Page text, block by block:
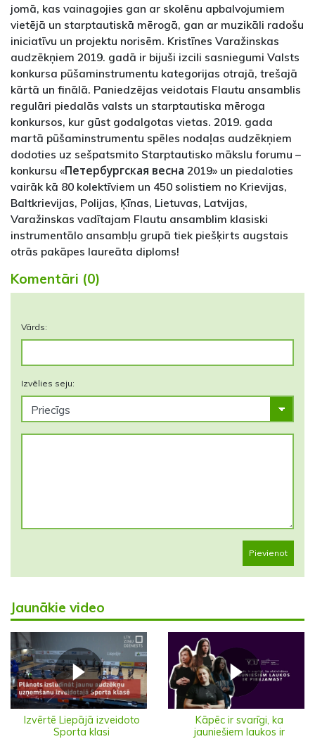
jomā, kas vainagojies gan ar skolēnu apbalvojumiem
vietējā un starptautiskā mērogā, gan ar muzikāli radošu
iniciatīvu un projektu norisēm. Kristīnes Varažinskas
audzēkņiem 2019. gadā ir bijuši izcili sasniegumi Valsts
konkursa pūšaminstrumentu kategorijas otrajā, trešajā
kārtā un finālā. Paniedzējas veidotais Flautu ansamblis
regulāri piedalās valsts un starptautiska mēroga
konkursos, kur gūst godalgotas vietas. 2019. gada
martā pūšaminstrumentu spēles nodaļas audzēkņiem
dodoties uz sešpatsmito Starptautisko mākslu forumu –
konkursu «Петербургская весна 2019» un piedaloties
vairāk kā 80 kolektīviem un 450 solistiem no Krievijas,
Baltkrievijas, Polijas, Ķīnas, Lietuvas, Latvijas,
Varažinskas vadītajam Flautu ansamblim klasiski
instrumentālo ansambļu grupā tiek piešķirts augstais
otrās pakāpes laureāta diploms!
Komentāri (0)
Vārds:
Izvēlies seju:
Pievienot
Jaunākie video
Izvērtē Liepājā izveidoto
Sporta klasi
Kāpēc ir svarīgi, ka
jauniešiem laukos ir